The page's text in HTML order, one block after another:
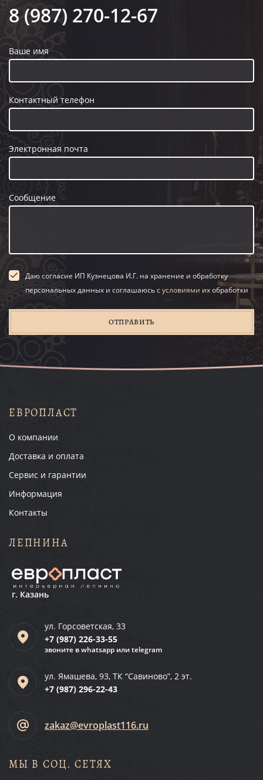
8 (987) 270-12-67
Ваше имя
Контактный телефон
Электронная почта
Сообщение
Даю согласие ИП Кузнецова И.Г. на хранение и обработку
персональных данных и соглашаюсь сусловиями их обработки
ОТПРАВИТЬ
ЕВРОПЛАСТ
О компании
Доставка и оплата
Сервис и гарантии
Информация
Контакты
ЛЕПНИНА
г. Казань
ул. Горсоветская, 33
+7 (987) 226-33-55
звоните в whatsapp или telegram
ул. Ямашева, 93, ТК “Савиново”, 2 эт.
+7 (987) 296-22-43
zakaz@evroplast116.ru
МЫ В СОЦ. СЕТЯХ